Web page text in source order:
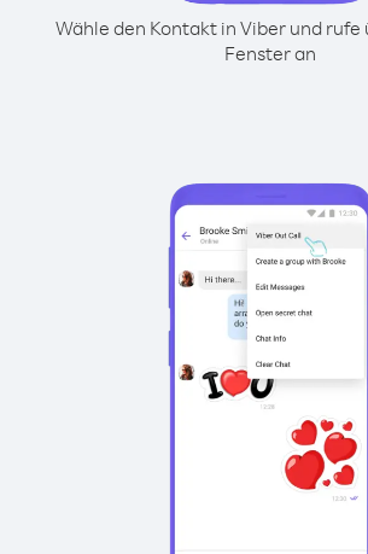
Wähle den Kontakt in Viber und rufe
Fenster an